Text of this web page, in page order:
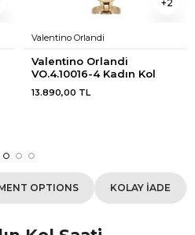
2
Valentino Orlandi
Valentino Orlandi
VO.4.10016-4 Kadın Kol
13.890,00 TL
OPTIONS KOLAY İADE